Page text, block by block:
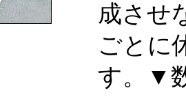
成させ
ごとに
す。▼